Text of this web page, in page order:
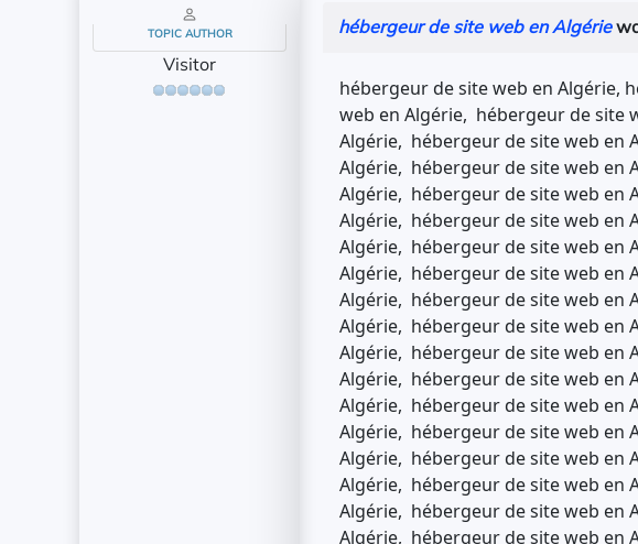
TOPIC AUTHOR
Visitor
hébergeur de site web en Algérie
hébergeur de site web en Algérie,
web en Algérie, hébergeur de site
Algérie, hébergeur de site web en
Algérie, hébergeur de site web en
Algérie, hébergeur de site web en
Algérie, hébergeur de site web en
Algérie, hébergeur de site web en
Algérie, hébergeur de site web en
Algérie, hébergeur de site web en
Algérie, hébergeur de site web en
Algérie, hébergeur de site web en
Algérie, hébergeur de site web en
Algérie, hébergeur de site web en
Algérie, hébergeur de site web en
Algérie, hébergeur de site web en
Algérie, hébergeur de site web en
Algérie, hébergeur de site web en
Algérie, hébergeur de site web en